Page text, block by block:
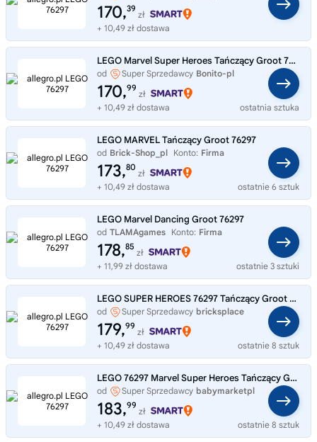
170,39
zł
+ 10,49 zł dostawa
LEGO Marvel Super Heroes Tańczący Groot 76297 LEGO
od Super Sprzedawcy Bonito-pl
170,99
zł
+ 10,49 zł dostawa
ostatnia sztuka
LEGO MARVEL Tańczący Groot 76297
od Brick-Shop_pl Konto: Firma
173,80
zł
+ 10,49 zł dostawa
ostatnie 6 sztuk
LEGO Marvel Dancing Groot 76297
od TLAMAgames Konto: Firma
178,85
zł
+ 11,99 zł dostawa
ostatnie 3 sztuki
LEGO SUPER HEROES 76297 Tańczący Groot Super Zestaw Klocków 459 el
od Super Sprzedawcy bricksplace
179,99
zł
+ 10,49 zł dostawa
ostatnie 8 sztuk
LEGO 76297 Marvel Super Heroes Tańczący Groot
od Super Sprzedawcy babymarketpl
183,99
zł
+ 10,49 zł dostawa
ostatnie 8 sztuk